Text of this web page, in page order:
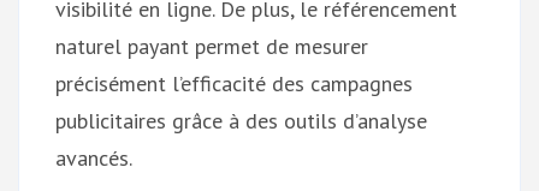
visibilité en ligne. De plus, le référencement
naturel payant permet de mesurer
précisément l’efficacité des campagnes
publicitaires grâce à des outils d’analyse
avancés.